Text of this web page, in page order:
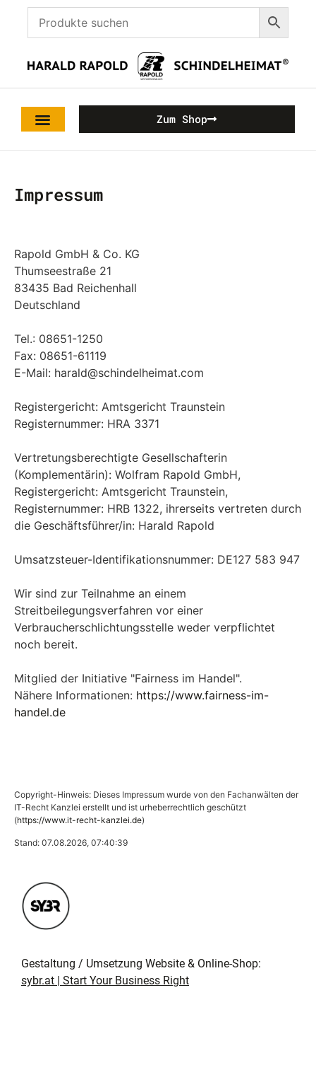
Zum Shop
Impressum
Rapold GmbH & Co. KG
Thumseestraße 21
83435 Bad Reichenhall
Deutschland
Tel.: 08651-1250
Fax: 08651-61119
E-Mail: harald@schindelheimat.com
Registergericht: Amtsgericht Traunstein
Registernummer: HRA 3371
Vertretungsberechtigte Gesellschafterin
(Komplementärin): Wolfram Rapold GmbH,
Registergericht: Amtsgericht Traunstein,
Registernummer: HRB 1322, ihrerseits vertreten durch
die Geschäftsführer/in: Harald Rapold
Umsatzsteuer-Identifikationsnummer: DE127 583 947
Wir sind zur Teilnahme an einem
Streitbeilegungsverfahren vor einer
Verbraucherschlichtungsstelle weder verpflichtet
noch bereit.
Mitglied der Initiative "Fairness im Handel".
Nähere Informationen: https://www.fairness-im-
handel.de
Copyright-Hinweis: Dieses Impressum wurde von den Fachanwälten der
IT-Recht Kanzlei erstellt und ist urheberrechtlich geschützt
(https://www.it-recht-kanzlei.de)
Stand: 07.08.2026, 07:40:39
Gestaltung / Umsetzung Website & Online-Shop:
sybr.at | Start Your Business Right